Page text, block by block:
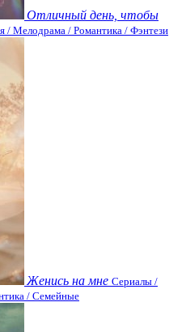
Отличный день, чтобы
/ Мелодрама / Романтика / Фэнтези
Женись на мне Сериалы /
/ Семейные